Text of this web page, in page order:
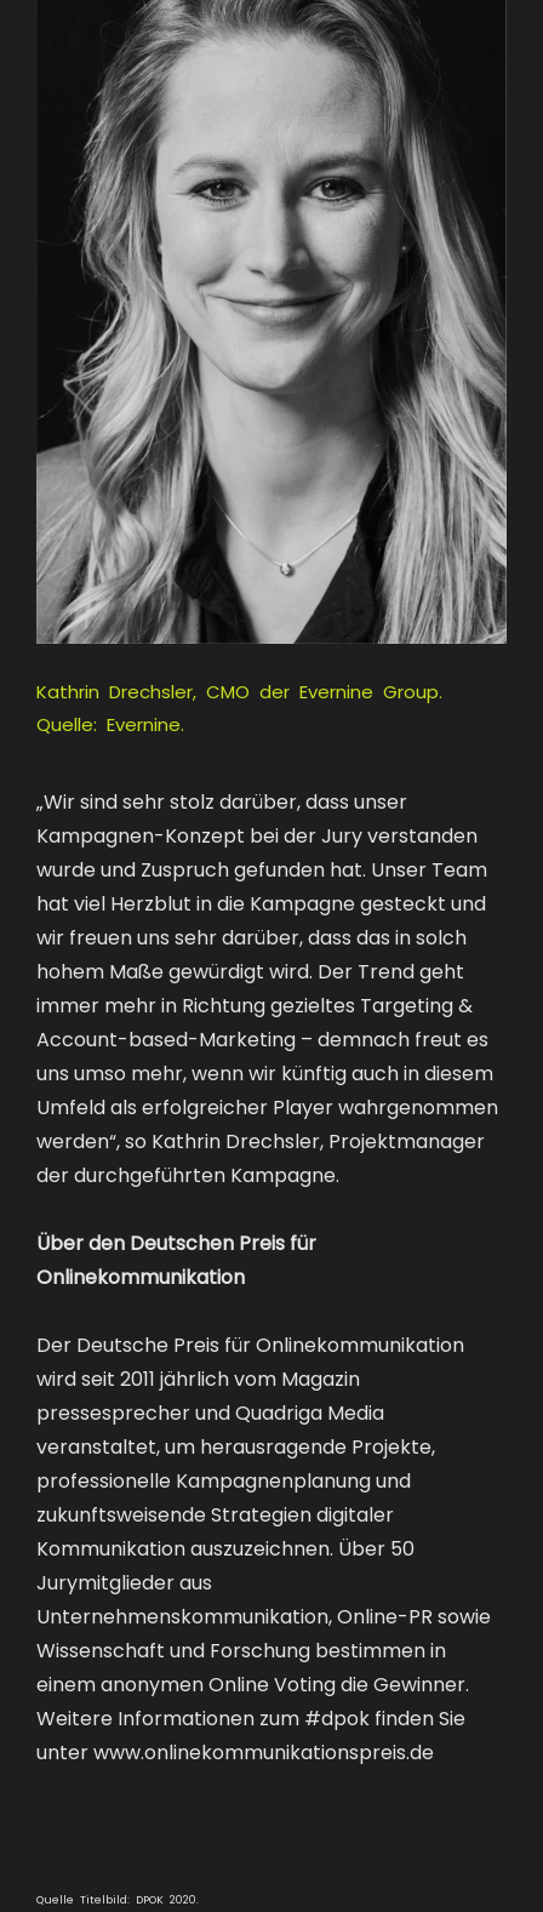
Kathrin Drechsler, CMO der Evernine Group.
Quelle: Evernine.
„Wir sind sehr stolz darüber, dass unser
Kampagnen-Konzept bei der Jury verstanden
wurde und Zuspruch gefunden hat. Unser Team
hat viel Herzblut in die Kampagne gesteckt und
wir freuen uns sehr darüber, dass das in solch
hohem Maße gewürdigt wird. Der Trend geht
immer mehr in Richtung gezieltes Targeting &
Account-based-Marketing – demnach freut es
uns umso mehr, wenn wir künftig auch in diesem
Umfeld als erfolgreicher Player wahrgenommen
werden“, so Kathrin Drechsler, Projektmanager
der durchgeführten Kampagne.
Über den Deutschen Preis für
Onlinekommunikation
Der Deutsche Preis für Onlinekommunikation
wird seit 2011 jährlich vom Magazin
pressesprecher und Quadriga Media
veranstaltet, um herausragende Projekte,
professionelle Kampagnenplanung und
zukunftsweisende Strategien digitaler
Kommunikation auszuzeichnen. Über 50
Jurymitglieder aus
Unternehmenskommunikation, Online-PR sowie
Wissenschaft und Forschung bestimmen in
einem anonymen Online Voting die Gewinner.
Weitere Informationen zum #dpok finden Sie
unter www.onlinekommunikationspreis.de
Quelle Titelbild: DPOK 2020.